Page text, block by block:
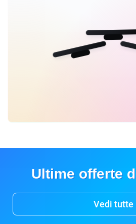
Ultime offerte
Vedi tutte